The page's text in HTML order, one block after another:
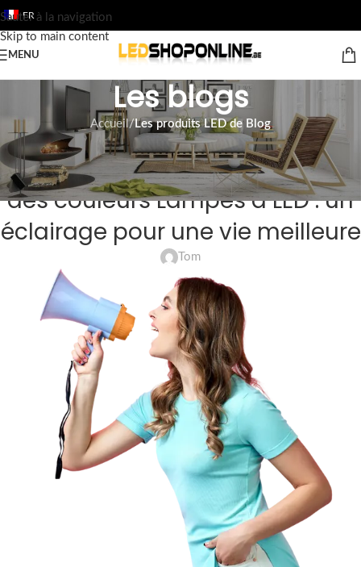
Sauter à la navigation
Skip to main content
FR
MENU
Les blogs
Accueil/Les produits LED de Blog
LES PRODUITS LED DE BLOG
Rendement lumineux et qualité
des couleurs Lampes à LED : un
éclairage pour une vie meilleure
Tom